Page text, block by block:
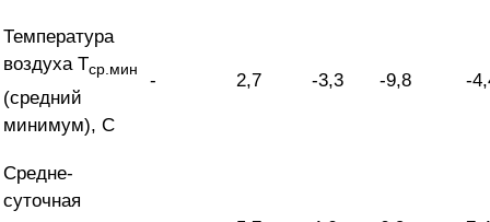
Температура
воздуха Tср.мин
(средний
минимум), С
- 2,7 -3,3 -9,8 -
Средне-
суточная